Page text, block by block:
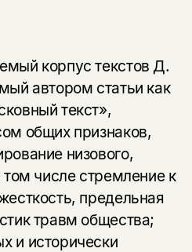
корпус текстов Д.
автором статьи как
текст»,
общих признаков,
низового,
том числе стремление к
предельная
травм общества;
и исторически